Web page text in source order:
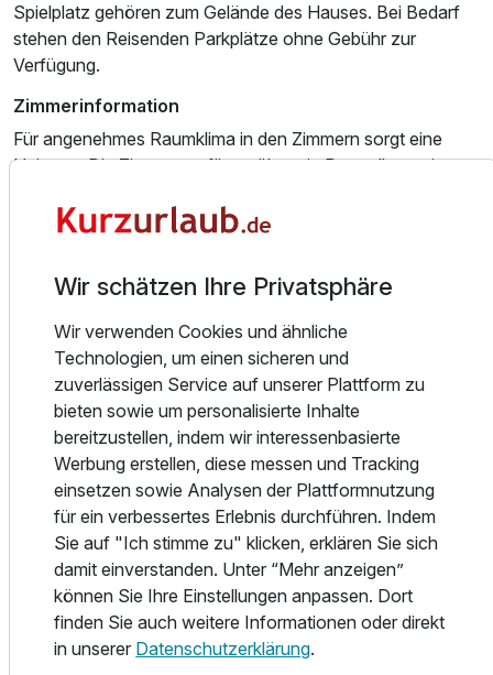
Junior Suite C
3 Erwachsene
Ausstattung
Für 3 Tage p.P. ab140,00 €
Spielplatz gehören zum Gelände des Hauses. Bei Bedarf
stehen den Reisenden Parkplätze ohne Gebühr zur
Verfügung.
Zimmerinformation
Für angenehmes Raumklima in den Zimmern sorgt eine
Heizung. Die Zimmer verfügen über ein Doppelbett, ein
Schlafzimmer vorhanden. Auch Baby- und Zustellbetten
Schreibtisch, ein TV-Gerät und WiFi (ohne Gebühr). Im
Badezimmer – ausgestattet mit einer Dusche – gibt es
einen Haartrockner. Für Eltern mit Kindern stehen
Familienzimmer zur Verfügung.
Essen und Trinken
Die gastronomischen Einrichtungen umfassen einen
Speiseraum, einen Frühstückssaal und eine Bar.
Verschiedene Spezialitäten erwarten die Gäste in einem
Nichtraucherrestaurant mit Klimaanlage. Die Unterbringung
bietet eine große Auswahl an Verpflegungsmöglichkeiten.
Buchbar sind Halbpension und All-Inclusive. Zu den
Vorteilen eines All-inclusive-Aufenthalts gehören diverse
Angebote, zum Beispiel eine Auswahl alkoholischer und
alkoholfreier Getränke. Ein reichhaltiges Frühstücksbuffet,
Wir schätzen Ihre Privatsphäre
Wir verwenden Cookies und ähnliche
Technologien, um einen sicheren und
zuverlässigen Service auf unserer Plattform zu
bieten sowie um personalisierte Inhalte
bereitzustellen, indem wir interessenbasierte
Werbung erstellen, diese messen und Tracking
einsetzen sowie Analysen der Plattformnutzung
für ein verbessertes Erlebnis durchführen. Indem
Sie auf "Ich stimme zu" klicken, erklären Sie sich
damit einverstanden. Unter “Mehr anzeigen”
können Sie Ihre Einstellungen anpassen. Dort
finden Sie auch weitere Informationen oder direkt
in unserer Datenschutzerklärung.